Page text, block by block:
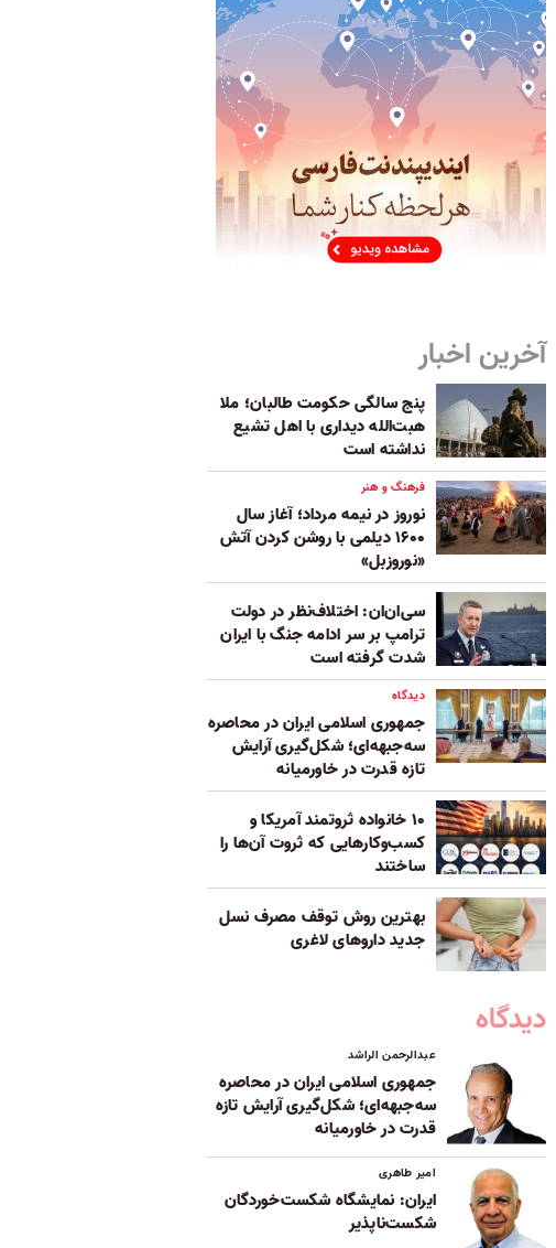
آخرین اخبار
پنج‌ سالگی حکومت طالبان؛ ملا
هبت‌الله دیداری با اهل تشیع
نداشته است
فرهنگ و هنر
نوروز در نیمه مرداد؛ آغاز سال
۱۶۰۰ دیلمی با روشن کردن آتش
«نوروزبل»
سی‌ان‌ان: اختلاف‌نظر در دولت
ترامپ بر سر ادامه جنگ با ایران
شدت گرفته است
دیدگاه
جمهوری اسلامی ایران در محاصره
سه‌جبهه‌ای؛ شکل‌گیری آرایش
تازه قدرت در خاورمیانه
۱۰ خانواده ثروتمند آمریکا و
کسب‌وکارهایی که ثروت آن‌ها را
ساختند
بهترین روش توقف مصرف نسل
جدید داروهای لاغری
دیدگاه
عبدالرحمن الراشد
جمهوری اسلامی ایران در محاصره
سه‌جبهه‌ای؛ شکل‌گیری آرایش تازه
قدرت در خاورمیانه
امیر طاهری
ایران: نمایشگاه شکست‌خوردگان
شکست‌ناپذیر